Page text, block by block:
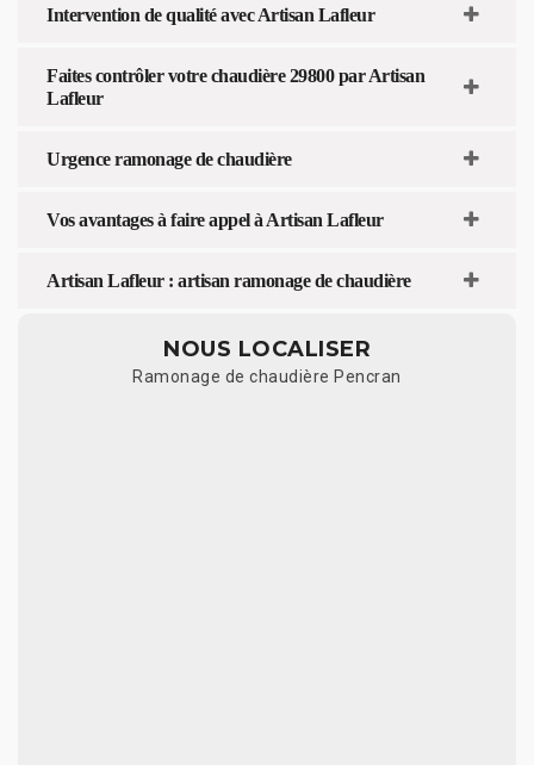
Intervention de qualité avec Artisan Lafleur
Faites contrôler votre chaudière 29800 par Artisan
Lafleur
Urgence ramonage de chaudière
Vos avantages à faire appel à Artisan Lafleur
Artisan Lafleur : artisan ramonage de chaudière
NOUS LOCALISER
Ramonage de chaudière Pencran